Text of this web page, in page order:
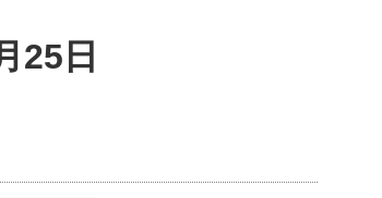
25日